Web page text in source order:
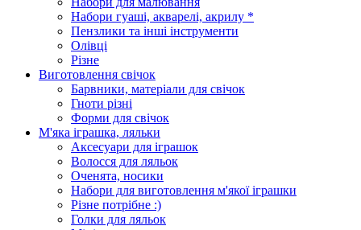
Набори гуаші, акварелі, акрилу *
Пензлики та інші інструменти
Олівці
Різне
Виготовлення свічок
Барвники, матеріали для свічок
Гноти різні
Форми для свічок
М'яка іграшка, ляльки
Аксесуари для іграшок
Волосся для ляльок
Оченята, носики
Набори для виготовлення м'якої іграшки
Різне потрібне :)
Голки для ляльок